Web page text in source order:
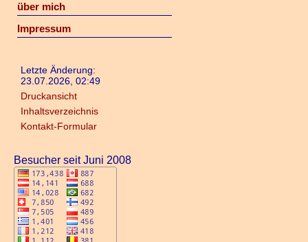
über mich
Impressum
Letzte Änderung:
23.07.2026, 02:49
Druckansicht
Inhaltsverzeichnis
Kontakt-Formular
Besucher seit Juni 2008